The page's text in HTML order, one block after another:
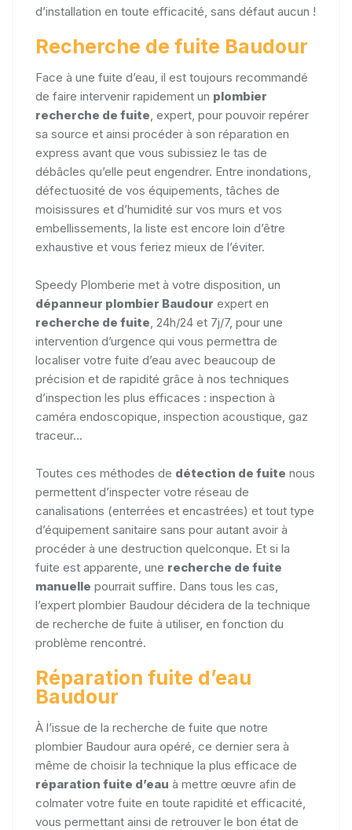
d’installation en toute efficacité, sans défaut aucun !
Recherche de fuite Baudour
Face à une fuite d’eau, il est toujours recommandé
de faire intervenir rapidement un plombier
recherche de fuite , expert, pour pouvoir repérer
sa source et ainsi procéder à son réparation en
express avant que vous subissiez le tas de
débâcles qu’elle peut engendrer. Entre inondations,
défectuosité de vos équipements, tâches de
moisissures et d’humidité sur vos murs et vos
embellissements, la liste est encore loin d’être
exhaustive et vous feriez mieux de l’éviter.
Speedy Plomberie met à votre disposition, un
dépanneur plombier Baudour expert en
recherche de fuite , 24h/24 et 7j/7, pour une
intervention d’urgence qui vous permettra de
localiser votre fuite d’eau avec beaucoup de
précision et de rapidité grâce à nos techniques
d’inspection les plus efficaces : inspection à
caméra endoscopique, inspection acoustique, gaz
traceur...
Toutes ces méthodes de détection de fuite nous
permettent d’inspecter votre réseau de
canalisations (enterrées et encastrées) et tout type
d’équipement sanitaire sans pour autant avoir à
procéder à une destruction quelconque. Et si la
fuite est apparente, une recherche de fuite
manuelle pourrait suffire. Dans tous les cas,
l’expert plombier Baudour décidera de la technique
de recherche de fuite à utiliser, en fonction du
problème rencontré.
Réparation fuite d’eau
Baudour
À l’issue de la recherche de fuite que notre
plombier Baudour aura opéré, ce dernier sera à
même de choisir la technique la plus efficace de
réparation fuite d’eau à mettre œuvre afin de
colmater votre fuite en toute rapidité et efficacité,
vous permettant ainsi de retrouver le bon état de